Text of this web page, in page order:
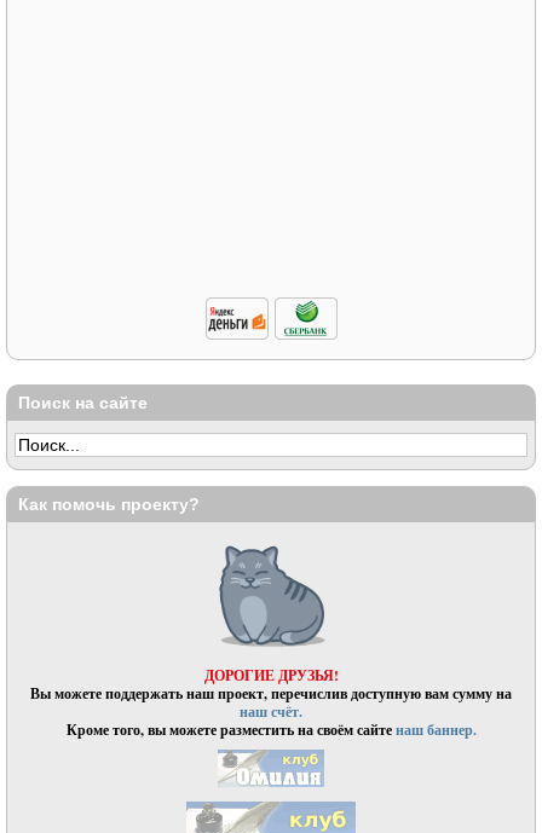
Поиск на сайте
Как помочь проекту?
ДОРОГИЕ ДРУЗЬЯ!
Вы можете поддержать наш проект, перечислив доступную вам сумму на
наш счёт.
Кроме того, вы можете разместить на своём сайтенаш баннер.